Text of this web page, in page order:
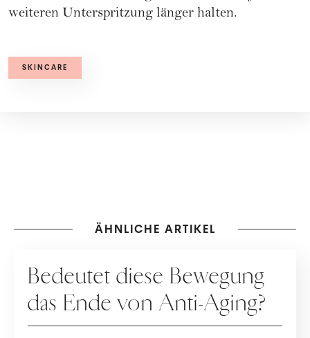
weiteren Unterspritzung länger halten.
SKINCARE
ÄHNLICHE ARTIKEL
Bedeutet diese Bewegung
das Ende von Anti-Aging?